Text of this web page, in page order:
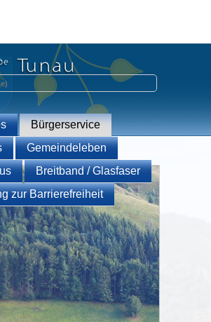
Bürgerservice
Gemeindeleben
Breitband / Glasfaser
zur Barrierefreiheit